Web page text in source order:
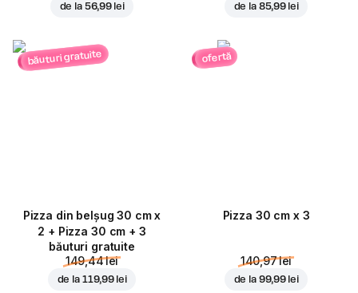
de la 56,99 lei de la 85,99 lei
băuturi gratuite
Pizza din belșug 30 cm x
2 + Pizza 30 cm + 3
băuturi gratuite
149,44 lei
de la 119,99 lei
ofertă
Pizza 30 cm x 3
140,97 lei
de la 99,99 lei